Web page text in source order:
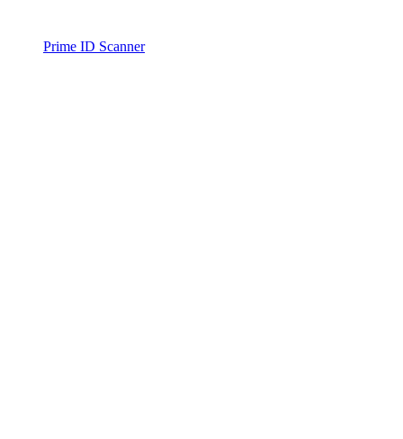
Prime ID Scanner